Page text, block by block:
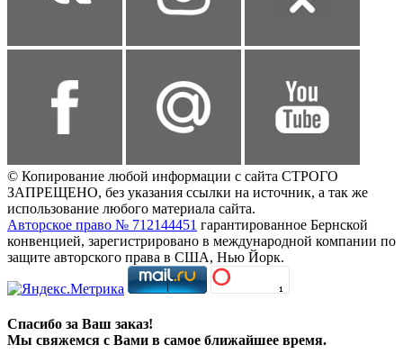
© Копирование любой информации с сайта СТРОГО
ЗАПРЕЩЕНО, без указания ссылки на источник, а так же
использование любого материала сайта.
Авторское право № 712144451 гарантированное Бернской
конвенцией, зарегистрировано в международной компании по
защите авторского права в США, Нью Йорк.
Спасибо за Ваш заказ!
Мы свяжемся с Вами в самое ближайшее время.